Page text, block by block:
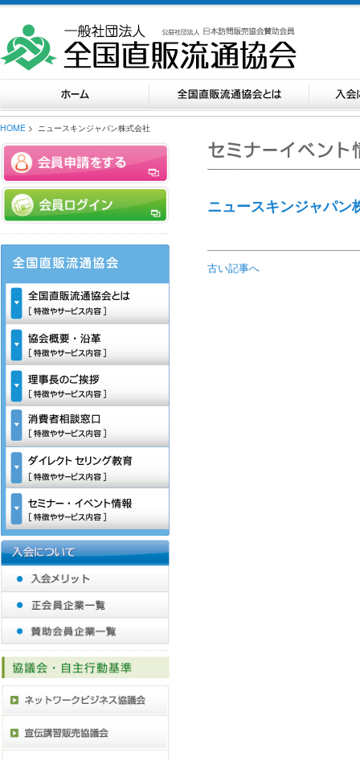
HOME > ニュースキンジャパン株式会社
ニュースキンジャパン
古い記事へ